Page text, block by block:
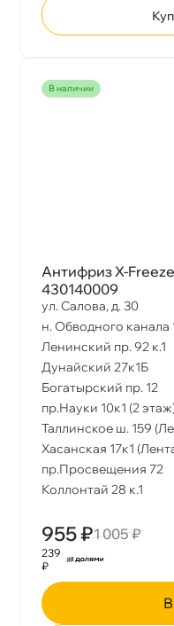
наличии
Антифриз X-
430140009
ул. Салова, д. 30
н. Обводного канала
Ленинский пр. 92 к.1
Дунайский 27к1Б
Богатырский пр. 12
пр.Науки 10к1 (2
Таллинское ш. 159
Хасанская 17к1
пр.Просвещения 72
Коллонтай 28 к.1
955 ₽1 005 ₽
239
₽